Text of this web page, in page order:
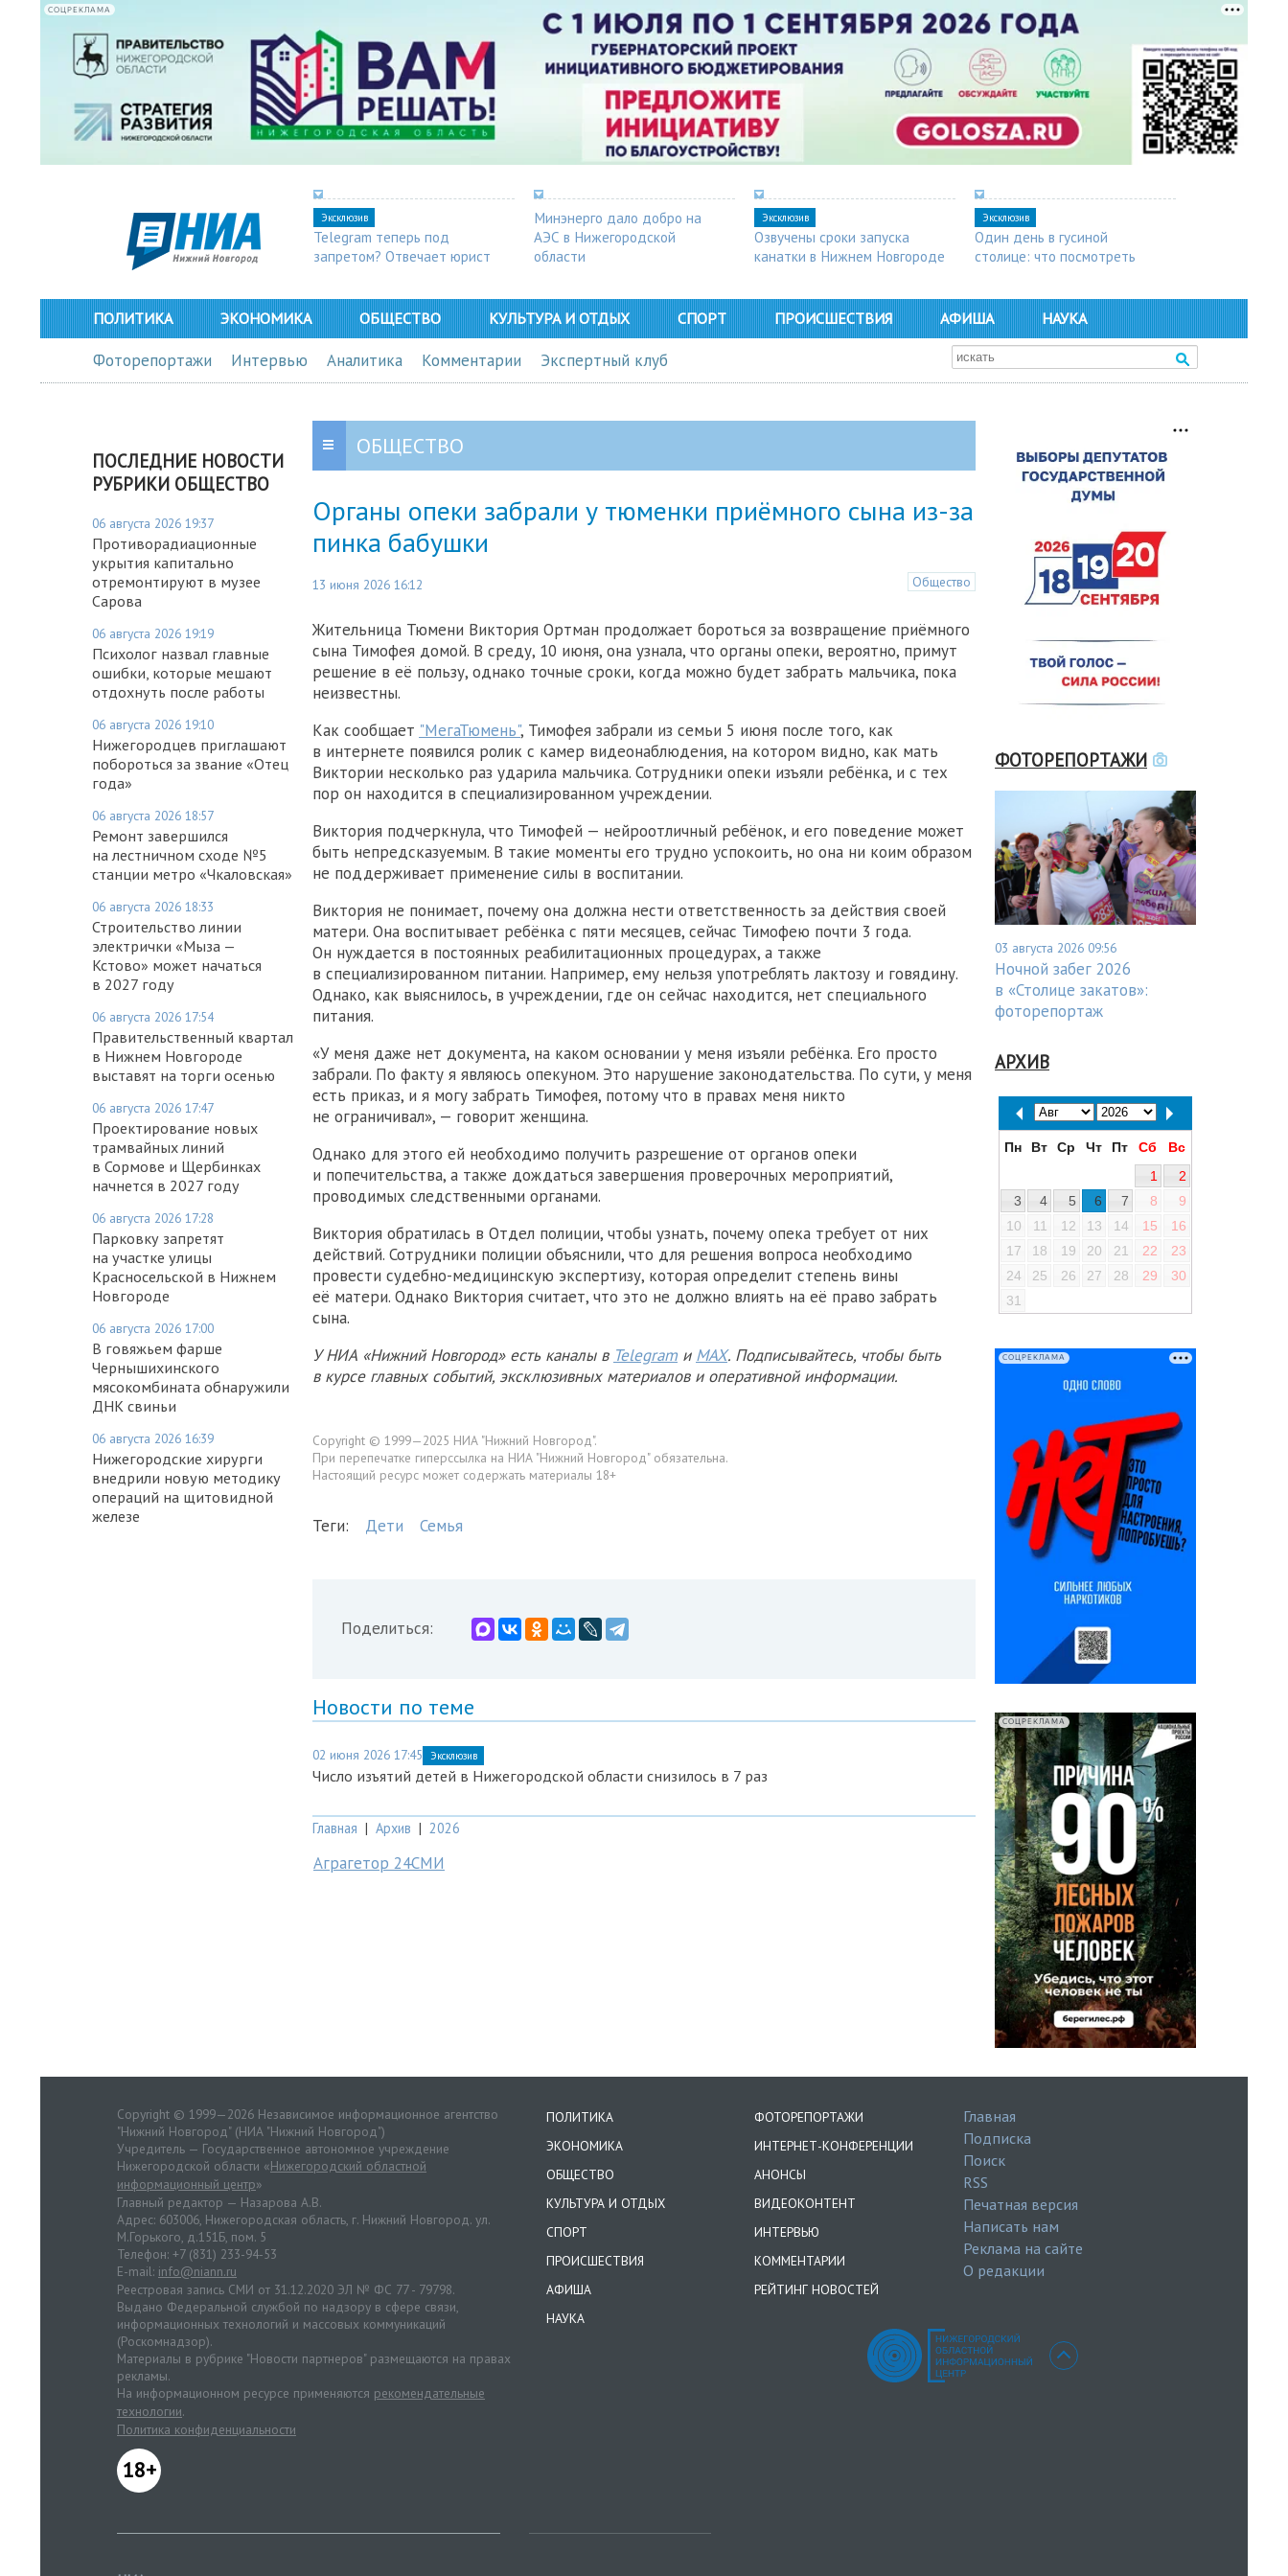
СОЦРЕКЛАМА
Эксклюзив
Telegram теперь под
запретом? Отвечает юрист
Минэнерго дало добро на
АЭС в Нижегородской
области
Эксклюзив
Озвучены сроки запуска
канатки в Нижнем Новгороде
Эксклюзив
Один день в гусиной
столице: что посмотреть
ПОЛИТИКА ЭКОНОМИКА ОБЩЕСТВО КУЛЬТУРА И ОТДЫХ СПОРТ ПРОИСШЕСТВИЯ АФИША НАУКА
Фоторепортажи Интервью Аналитика Комментарии Экспертный клуб
ПОСЛЕДНИЕ НОВОСТИ
РУБРИКИ ОБЩЕСТВО
06 августа 2026 19:37
Противорадиационные
укрытия капитально
отремонтируют в музее
Сарова
06 августа 2026 19:19
Психолог назвал главные
ошибки, которые мешают
отдохнуть после работы
06 августа 2026 19:10
Нижегородцев приглашают
побороться за звание «Отец
года»
06 августа 2026 18:57
Ремонт завершился
на лестничном сходе №5
станции метро «Чкаловская»
06 августа 2026 18:33
Строительство линии
электрички «Мыза —
Кстово» может начаться
в 2027 году
06 августа 2026 17:54
Правительственный квартал
в Нижнем Новгороде
выставят на торги осенью
06 августа 2026 17:47
Проектирование новых
трамвайных линий
в Сормове и Щербинках
начнется в 2027 году
06 августа 2026 17:28
Парковку запретят
на участке улицы
Красносельской в Нижнем
Новгороде
06 августа 2026 17:00
В говяжьем фарше
Чернышихинского
мясокомбината обнаружили
ДНК свиньи
06 августа 2026 16:39
Нижегородские хирурги
внедрили новую методику
операций на щитовидной
железе
ОБЩЕСТВО
Органы опеки забрали у тюменки приёмного сына из-за
пинка бабушки
13 июня 2026 16:12 Общество
Жительница Тюмени Виктория Ортман продолжает бороться за возвращение приёмного
сына Тимофея домой. В среду, 10 июня, она узнала, что органы опеки, вероятно, примут
решение в её пользу, однако точные сроки, когда можно будет забрать мальчика, пока
неизвестны.
Как сообщает "МегаТюмень", Тимофея забрали из семьи 5 июня после того, как
в интернете появился ролик с камер видеонаблюдения, на котором видно, как мать
Виктории несколько раз ударила мальчика. Сотрудники опеки изъяли ребёнка, и с тех
пор он находится в специализированном учреждении.
Виктория подчеркнула, что Тимофей — нейроотличный ребёнок, и его поведение может
быть непредсказуемым. В такие моменты его трудно успокоить, но она ни коим образом
не поддерживает применение силы в воспитании.
Виктория не понимает, почему она должна нести ответственность за действия своей
матери. Она воспитывает ребёнка с пяти месяцев, сейчас Тимофею почти 3 года.
Он нуждается в постоянных реабилитационных процедурах, а также
в специализированном питании. Например, ему нельзя употреблять лактозу и говядину.
Однако, как выяснилось, в учреждении, где он сейчас находится, нет специального
питания.
«У меня даже нет документа, на каком основании у меня изъяли ребёнка. Его просто
забрали. По факту я являюсь опекуном. Это нарушение законодательства. По сути, у меня
есть приказ, и я могу забрать Тимофея, потому что в правах меня никто
не ограничивал», — говорит женщина.
Однако для этого ей необходимо получить разрешение от органов опеки
и попечительства, а также дождаться завершения проверочных мероприятий,
проводимых следственными органами.
Виктория обратилась в Отдел полиции, чтобы узнать, почему опека требует от них
действий. Сотрудники полиции объяснили, что для решения вопроса необходимо
провести судебно-медицинскую экспертизу, которая определит степень вины
её матери. Однако Виктория считает, что это не должно влиять на её право забрать
сына.
У НИА «Нижний Новгород» есть каналы в Telegram и MAX. Подписывайтесь, чтобы быть
в курсе главных событий, эксклюзивных материалов и оперативной информации.
Copyright © 1999—2025 НИА "Нижний Новгород".
При перепечатке гиперссылка на НИА "Нижний Новгород" обязательна.
Настоящий ресурс может содержать материалы 18+
Теги: Дети Семья
Поделиться:
Новости по теме
02 июня 2026 17:45 Эксклюзив
Число изъятий детей в Нижегородской области снизилось в 7 раз
Главная | Архив | 2026
Аграгетор 24СМИ
ФОТОРЕПОРТАЖИ
03 августа 2026 09:56
Ночной забег 2026
в «Столице закатов»:
фоторепортаж
АРХИВ
Пн Вт Ср Чт Пт Сб
Вс
1
2
3
4 5 6 7 8
9
10
11 12 13 14 15
16
17
18 19 20 21 22
23
24
25 26 27 28 29
30
31
СОЦРЕКЛАМА
СОЦРЕКЛАМА
Copyright © 1999—2026 Независимое информационное агентство
"Нижний Новгород" (НИА "Нижний Новгород")
Учредитель — Государственное автономное учреждение
Нижегородской области «Нижегородский областной
информационный центр»
Главный редактор — Назарова А.В.
Адрес: 603006, Нижегородская область, г. Нижний Новгород. ул.
М.Горького, д.151Б, пом. 5
Телефон: +7 (831) 233-94-53
E-mail: info@niann.ru
Реестровая запись СМИ от 31.12.2020 ЭЛ № ФС 77 - 79798.
Выдано Федеральной службой по надзору в сфере связи,
информационных технологий и массовых коммуникаций
(Роскомнадзор).
Материалы в рубрике "Новости партнеров" размещаются на правах
рекламы.
На информационном ресурсе применяются рекомендательные
технологии.
Политика конфиденциальности
18+
ПОЛИТИКА
ЭКОНОМИКА
ОБЩЕСТВО
КУЛЬТУРА И ОТДЫХ
СПОРТ
ПРОИСШЕСТВИЯ
АФИША
НАУКА
ФОТОРЕПОРТАЖИ
ИНТЕРНЕТ-КОНФЕРЕНЦИИ
АНОНСЫ
ВИДЕОКОНТЕНТ
ИНТЕРВЬЮ
КОММЕНТАРИИ
РЕЙТИНГ НОВОСТЕЙ
Главная
Подписка
Поиск
RSS
Печатная версия
Написать нам
Реклама на сайте
О редакции